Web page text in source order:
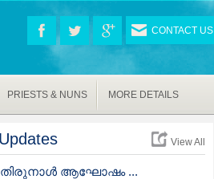
CONTACT US
PRIESTS & NUNS MORE DETAILS
View All
തിരുനാൾ ആഘോഷം ...